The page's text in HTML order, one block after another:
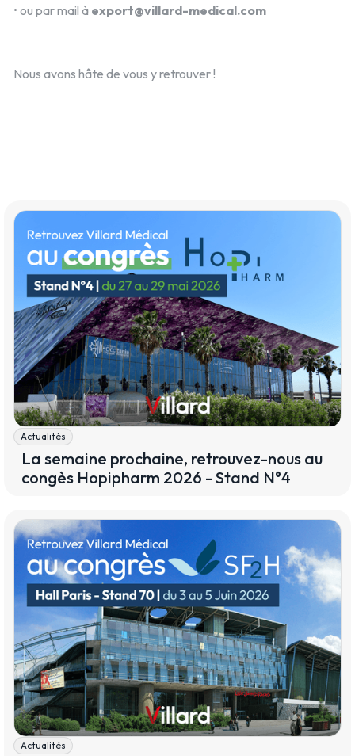
• ou par mail à export@villard-medical.com
Nous avons hâte de vous y retrouver !
Actualités
La semaine prochaine, retrouvez-nous au
congès Hopipharm 2026 - Stand N°4
Actualités